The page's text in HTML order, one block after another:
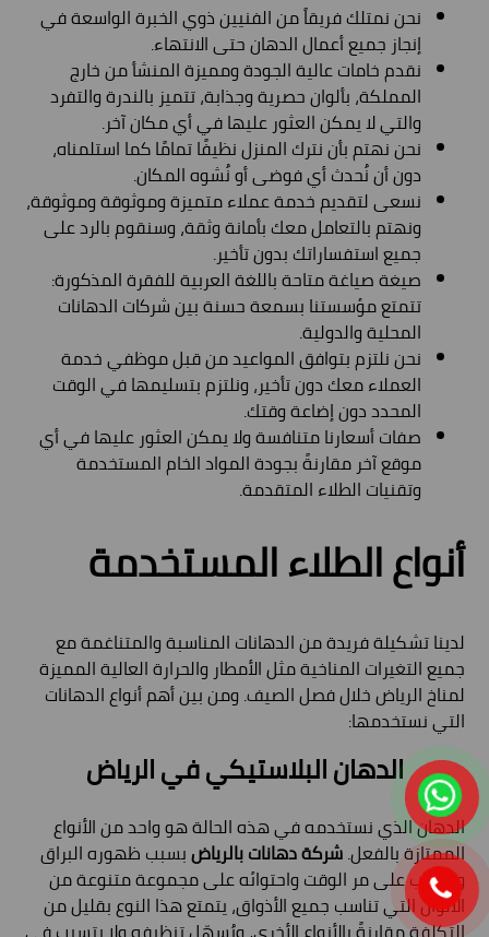
نحن نمتلك فريقاً من الفنيين ذوي الخبرة الواسعة في
إنجاز جميع أعمال الدهان حتى الانتهاء.
نقدم خامات عالية الجودة ومميزة المنشأ من خارج
المملكة، بألوان حصرية وجذابة، تتميز بالندرة والتفرد
والتي لا يمكن العثور عليها في أي مكان آخر.
نحن نهتم بأن نترك المنزل نظيفًا تمامًا كما استلمناه،
دون أن نُحدث أي فوضى أو نُشوه المكان.
نسعى لتقديم خدمة عملاء متميزة وموثوقة وموثوقة،
ونهتم بالتعامل معك بأمانة وثقة، وسنقوم بالرد على
جميع استفساراتك بدون تأخير.
صيغة صياغة متاحة باللغة العربية للفقرة المذكورة:
تتمتع مؤسستنا بسمعة حسنة بين شركات الدهانات
المحلية والدولية.
نحن نلتزم بتوافق المواعيد من قبل موظفي خدمة
العملاء معك دون تأخير، ونلتزم بتسليمها في الوقت
المحدد دون إضاعة وقتك.
صفات أسعارنا متنافسة ولا يمكن العثور عليها في أي
موقع آخر مقارنةً بجودة المواد الخام المستخدمة
وتقنيات الطلاء المتقدمة.
أنواع الطلاء المستخدمة
لدينا تشكيلة فريدة من الدهانات المناسبة والمتناغمة مع
جميع التغيرات المناخية مثل الأمطار والحرارة العالية المميزة
لمناخ الرياض خلال فصل الصيف. ومن بين أهم أنواع الدهانات
التي نستخدمها:
الدهان البلاستيكي في الرياض
الدهان الذي نستخدمه في هذه الحالة هو واحد من الأنواع
الممتازة بالفعل.شركة دهانات بالرياضبسبب ظهوره البراق
والجذاب على مر الوقت واحتوائه على مجموعة متنوعة من
الألوان التي تناسب جميع الأذواق، يتمتع هذا النوع بقليل من